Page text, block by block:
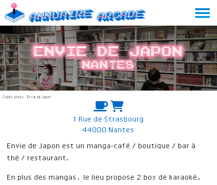
Skip
to
content
Annuaire Arcade
Envie de Japon
Nantes
Crédit photo : Envie de Japon
1 Rue de Strasbourg
44000 Nantes
Envie de Japon est un manga-café / boutique / bar à
thé / restaurant.
En plus des mangas, le lieu propose 2 box de karaoké,